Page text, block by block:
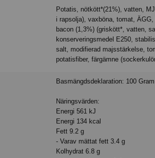
Potatis, nötkött*(21%), vatten, MJÖLK, brytböna, rapsolja, stekt lök (stekt
i rapsolja), vaxböna, tomat,
bacon (1,3%) (griskött*, vatten,
konserveringsmedel E250,
salt, modifierad majsstärkelse,
potatisfiber, färgämne
Basmängdsdeklaration: 100 Gram
Näringsvärden:
Energi 561 kJ
Energi 134 kcal
Fett 9.2 g
- Varav mättat fett 3.4 g
Kolhydrat 6.8 g